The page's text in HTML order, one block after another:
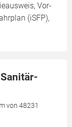
Vor-
(iSFP),
von 48231